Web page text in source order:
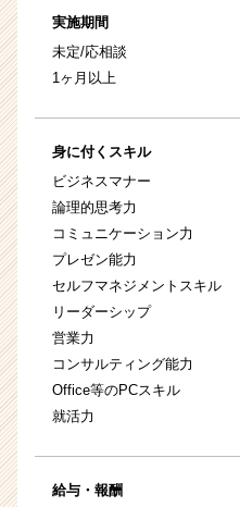
実施期間
未定/応相談
1ヶ月以上
身に付くスキル
ビジネスマナー
論理的思考力
コミュニケーション力
プレゼン能力
セルフマネジメントスキル
リーダーシップ
営業力
コンサルティング能力
Office等のPCスキル
就活力
給与・報酬